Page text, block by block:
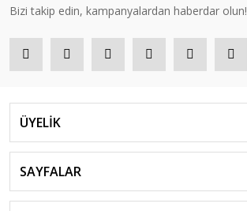
Bizi takip edin, kampanyalardan haberdar olun!
ÜYELİK
SAYFALAR